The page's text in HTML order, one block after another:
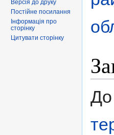
До
Версія до друку
Постійне посилання
Інформація про
сторінку
Цитувати сторінку